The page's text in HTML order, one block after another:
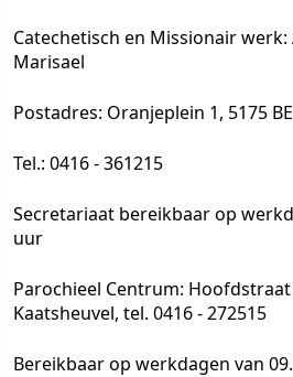
Catechetisch en Missionair werk:
Marisael
Postadres: Oranjeplein 1, 5175
Tel.: 0416 - 361215
Secretariaat bereikbaar op
uur
Parochieel Centrum: Hoofdstraat
Kaatsheuvel, tel. 0416 - 272515
Bereikbaar op werkdagen van